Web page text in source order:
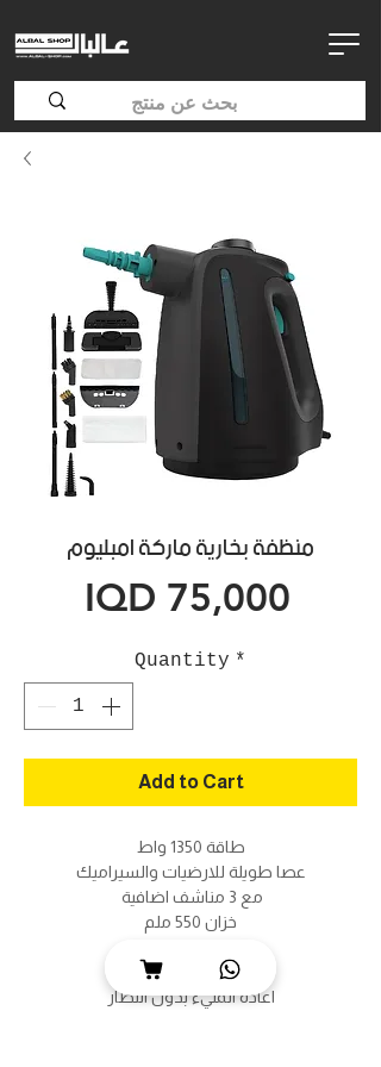
منظفة بخارية ماركة امبليوم
IQD 75,000
Quantity *
Add to Cart
طاقة 1350 واط
عصا طويلة للارضيات والسيراميك
مع 3 مناشف اضافية
خزان 550 ملم
مدة التسخين 30 ثانية
اعادة المليء بدون انتظار